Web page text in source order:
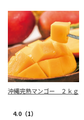
沖縄完熟マンゴー ２ｋｇ
4.0 （1）